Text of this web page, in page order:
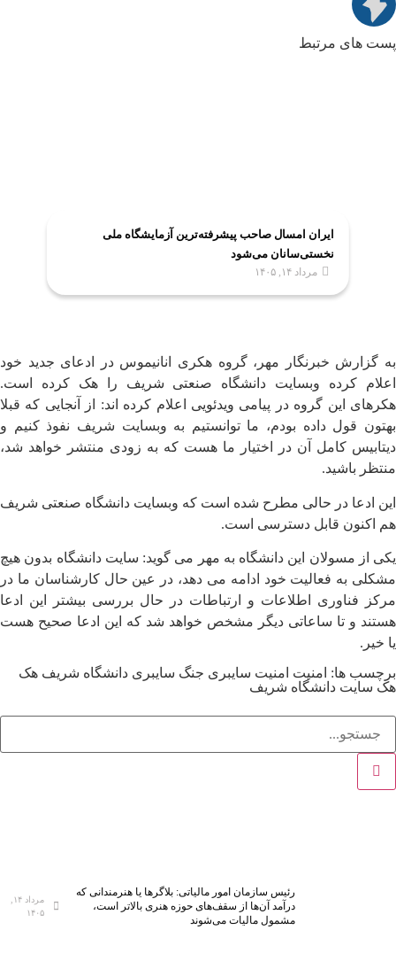
پست های مرتبط
ایران امسال صاحب پیشرفته‌ترین آزمایشگاه ملی
نخستی‌سانان می‌شود
مرداد ۱۴, ۱۴۰۵
به گزارش خبرنگار مهر، گروه هکری انانیموس در ادعای جدید خود
اعلام کرده وبسایت دانشگاه صنعتی شریف را هک کرده است.
هکرهای این گروه در پیامی ویدئویی اعلام کرده اند: از آنجایی که قبلا
بهتون قول داده بودم، ما توانستیم به وبسایت شریف نفوذ کنیم و
دیتابیس کامل آن در اختیار ما هست که به زودی منتشر خواهد شد،
منتظر باشید.
این ادعا در حالی مطرح شده است که وبسایت دانشگاه صنعتی شریف
هم اکنون قابل دسترسی است.
یکی از مسولان این دانشگاه به مهر می گوید: سایت دانشگاه بدون هیچ
مشکلی به فعالیت خود ادامه می دهد، در عین حال کارشناسان ما در
مرکز فناوری اطلاعات و ارتباطات در حال بررسی بیشتر این ادعا
هستند و تا ساعاتی دیگر مشخص خواهد شد که این ادعا صحیح هست
یا خیر.
برچسب ها: امنیت امنیت سایبری جنگ سایبری دانشگاه شریف هک
هک سایت دانشگاه شریف
رئیس سازمان امور مالیاتی: بلاگر‌ها یا هنرمندانی که
درآمد آن‌ها از سقف‌های حوزه هنری بالاتر است،
مشمول مالیات می‌شوند
۱۴۰۵